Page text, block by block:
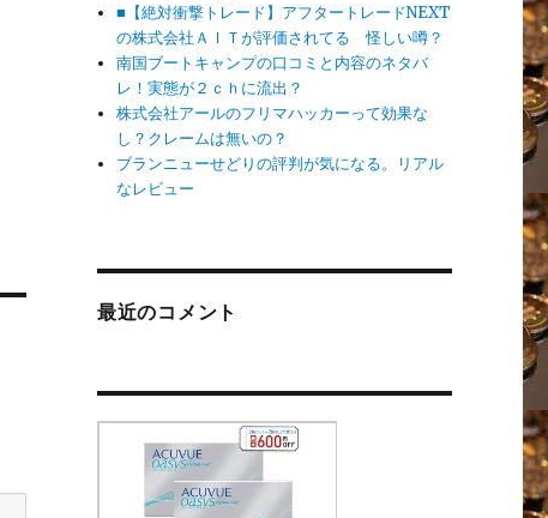
■【絶対衝撃トレード】アフタートレードNEXT
の株式会社ＡＩＴが評価されてる 怪しい噂？
南国ブートキャンプの口コミと内容のネタバ
レ！実態が２ｃｈに流出？
株式会社アールのフリマハッカーって効果な
し？クレームは無いの？
ブランニューせどりの評判が気になる。リアル
なレビュー
最近のコメント